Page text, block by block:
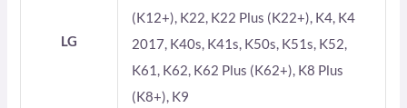
LG
(K12+), K22, K22 Plus (K22+), K4, K4
2017, K40s, K41s, K50s, K51s, K52,
K61, K62, K62 Plus (K62+), K8 Plus
(K8+), K9